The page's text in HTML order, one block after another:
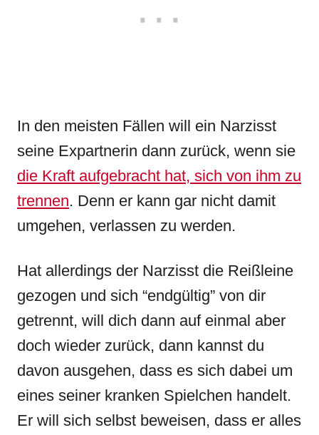
In den meisten Fällen will ein Narzisst
seine Expartnerin dann zurück, wenn sie
die Kraft aufgebracht hat, sich von ihm zu
trennen. Denn er kann gar nicht damit
umgehen, verlassen zu werden.
Hat allerdings der Narzisst die Reißleine
gezogen und sich “endgültig” von dir
getrennt, will dich dann auf einmal aber
doch wieder zurück, dann kannst du
davon ausgehen, dass es sich dabei um
eines seiner kranken Spielchen handelt.
Er will sich selbst beweisen, dass er alles